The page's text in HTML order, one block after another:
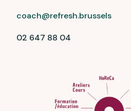
coach@refresh.brussels
02 647 88 04